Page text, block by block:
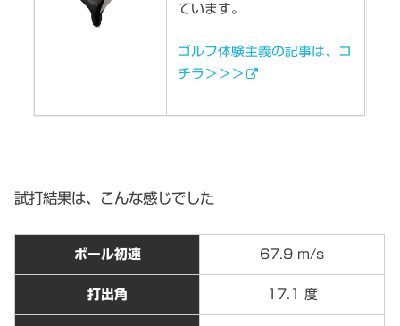
ています。
ゴルフ体験主義の記事は、コ
チラ＞＞＞
試打結果は、こんな感じでした
ボール初速 67.9 m/s
打出角 17.1 度